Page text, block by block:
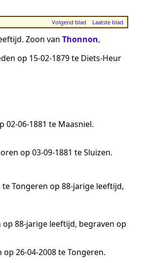
Volgend blad Laatste blad
Zoon van Thonnon,
op 15‑02‑1879te Diets-Heur
02‑06‑1881 te Maasniel.
op 03‑09‑1881 teSluizen.
teTongeren op 88-jarige leeftijd,
op 88-jarige leeftijd, begraven op
op 26‑04‑2008teTongeren.